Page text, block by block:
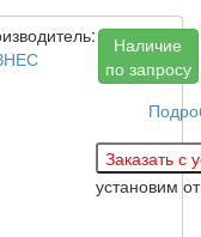
Наличие
по запросу
установим